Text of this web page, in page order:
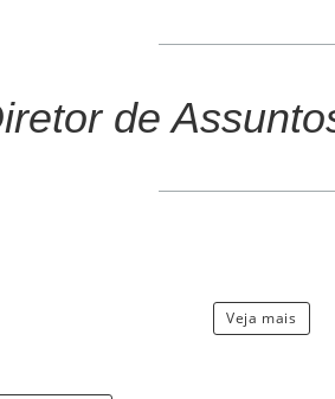
de
Veja mais